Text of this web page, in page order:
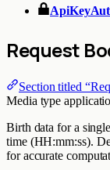
Request
Section titled
Media type
Birth data for a
time (HH:mm:ss).
for accurate